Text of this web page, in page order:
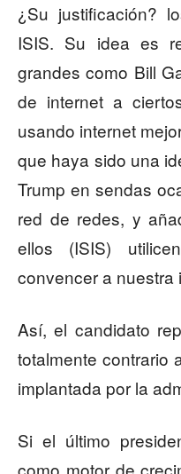
¿Su justificación?
ISIS. Su idea es
grandes como Bill
de internet a
usando internet
que haya sido una
Trump en sendas
red de redes, y
ellos (ISIS)
convencer a nuestra
Así, el candidato
totalmente contrario
implantada por la
Si el último